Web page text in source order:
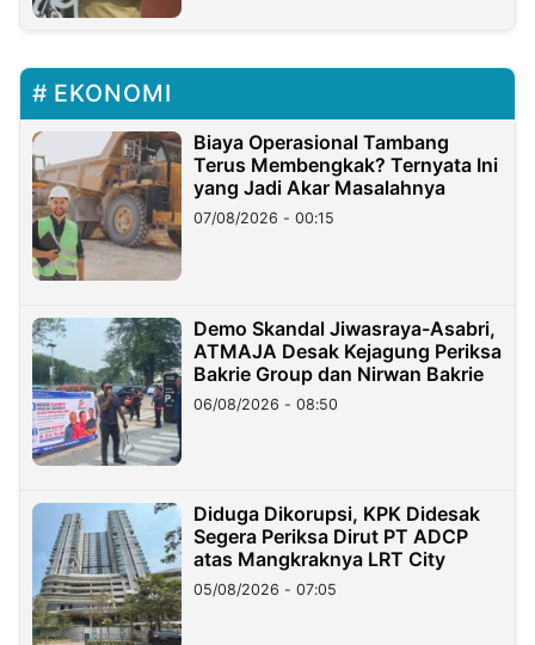
EKONOMI
Biaya Operasional Tambang
Terus Membengkak? Ternyata Ini
yang Jadi Akar Masalahnya
07/08/2026 - 00:15
Demo Skandal Jiwasraya-Asabri,
ATMAJA Desak Kejagung Periksa
Bakrie Group dan Nirwan Bakrie
06/08/2026 - 08:50
Diduga Dikorupsi, KPK Didesak
Segera Periksa Dirut PT ADCP
atas Mangkraknya LRT City
05/08/2026 - 07:05